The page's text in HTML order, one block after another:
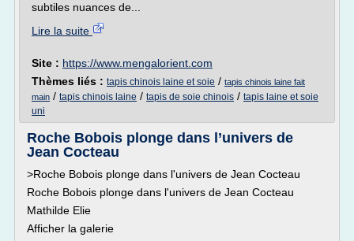
subtiles nuances de...
Lire la suite
Site : https://www.mengalorient.com
Thèmes liés : tapis chinois laine et soie / tapis chinois laine fait
main / tapis chinois laine / tapis de soie chinois / tapis laine et soie
uni
Roche Bobois plonge dans l’univers de
Jean Cocteau
>Roche Bobois plonge dans l'univers de Jean Cocteau
Roche Bobois plonge dans l'univers de Jean Cocteau
Mathilde Elie
Afficher la galerie